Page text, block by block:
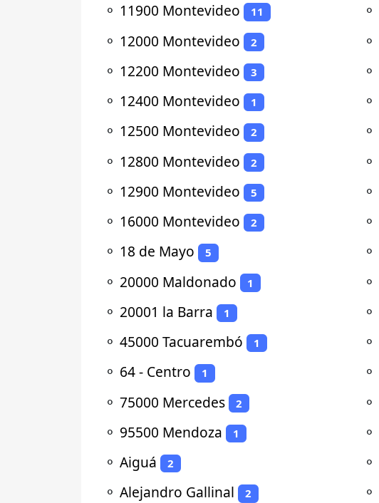
⚬ 11900 Montevideo 11
⚬ 12000 Montevideo 2
⚬ 12200 Montevideo 3
⚬ 12400 Montevideo 1
⚬ 12500 Montevideo 2
⚬ 12800 Montevideo 2
⚬ 12900 Montevideo 5
⚬ 16000 Montevideo 2
⚬ 18 de Mayo 5
⚬ 20000 Maldonado 1
⚬ 20001 la Barra 1
⚬ 45000 Tacuarembó 1
⚬ 64 - Centro 1
⚬ 75000 Mercedes 2
⚬ 95500 Mendoza 1
⚬ Aiguá 2
⚬ Alejandro Gallinal 2
⚬
⚬
⚬
⚬
⚬
⚬
⚬
⚬
⚬
⚬
⚬
⚬
⚬
⚬
⚬
⚬
⚬